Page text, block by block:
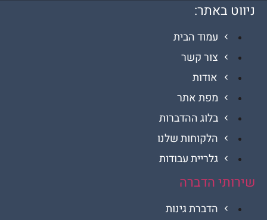
באתר:
עמוד הבית
צור קשר
אודות
מפת אתר
בלוג ההדברות
הלקוחות שלנו
גלריית עבודות
הדברה
הדברת גינות